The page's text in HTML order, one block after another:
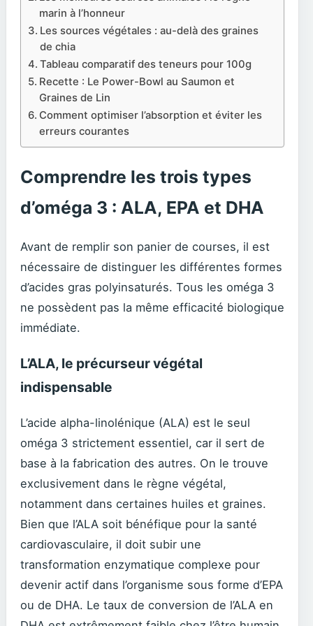
marin à l’honneur
Les sources végétales : au-delà des graines
de chia
Tableau comparatif des teneurs pour 100g
Recette : Le Power-Bowl au Saumon et
Graines de Lin
Comment optimiser l’absorption et éviter les
erreurs courantes
Comprendre les trois types
d’oméga 3 : ALA, EPA et DHA
Avant de remplir son panier de courses, il est
nécessaire de distinguer les différentes formes
d’acides gras polyinsaturés. Tous les oméga 3
ne possèdent pas la même efficacité biologique
immédiate.
L’ALA, le précurseur végétal
indispensable
L’acide alpha-linolénique (ALA) est le seul
oméga 3 strictement essentiel, car il sert de
base à la fabrication des autres. On le trouve
exclusivement dans le règne végétal,
notamment dans certaines huiles et graines.
Bien que l’ALA soit bénéfique pour la santé
cardiovasculaire, il doit subir une
transformation enzymatique complexe pour
devenir actif dans l’organisme sous forme d’EPA
ou de DHA. Le taux de conversion de l’ALA en